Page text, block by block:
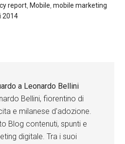
report, Mobile,mobile marketing
2014
a Leonardo Bellini
Bellini, fiorentino di
e milanese d'adozione.
Blog contenuti, spunti e
digitale. Tra i suoi